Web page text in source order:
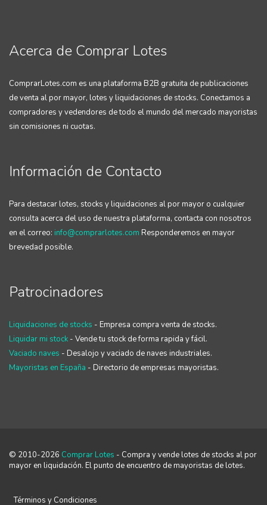
Acerca de Comprar Lotes
ComprarLotes.com es una plataforma B2B gratuita de publicaciones
de venta al por mayor, lotes y liquidaciones de stocks. Conectamos a
compradores y vedendores de todo el mundo del mercado mayoristas
sin comisiones ni cuotas.
Información de Contacto
Para destacar lotes, stocks y liquidaciones al por mayor o cualquier
consulta acerca del uso de nuestra plataforma, contacta con nosotros
en el correo: info@comprarlotes.com Responderemos en mayor
brevedad posible.
Patrocinadores
Liquidaciones de stocks - Empresa compra venta de stocks.
Liquidar mi stock - Vende tu stock de forma rapida y fácil.
Vaciado naves - Desalojo y vaciado de naves industriales.
Mayoristas en España - Directorio de empresas mayoristas.
© 2010-2026 Comprar Lotes - Compra y vende lotes de stocks al por
mayor en liquidación. El punto de encuentro de mayoristas de lotes.
Términos y Condiciones